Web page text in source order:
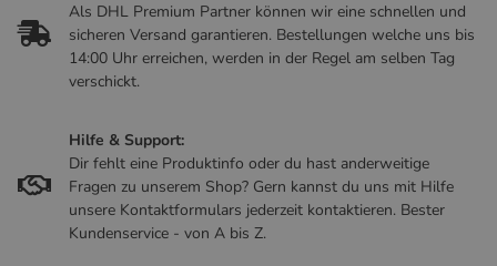
Als DHL Premium Partner können wir eine schnellen und
sicheren Versand garantieren. Bestellungen welche uns bis
14:00 Uhr erreichen, werden in der Regel am selben Tag
verschickt.
Hilfe & Support:
Dir fehlt eine Produktinfo oder du hast anderweitige
Fragen zu unserem Shop? Gern kannst du uns mit Hilfe
unsere Kontaktformulars jederzeit kontaktieren. Bester
Kundenservice - von A bis Z.